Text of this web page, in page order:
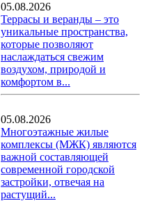
05.08.2026
Террасы и веранды – это
уникальные пространства,
которые позволяют
наслаждаться свежим
воздухом, природой и
комфортом в...
05.08.2026
Многоэтажные жилые
комплексы (МЖК) являются
важной составляющей
современной городской
застройки, отвечая на
растущий...